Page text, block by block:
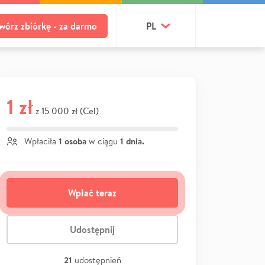
zbiórkę - za darmo PL
1 zł z 15 000 zł (Cel)
Wpłaciła 1 osoba w ciągu 1 dnia.
Wpłać teraz
Udostępnij
21 udostępnień